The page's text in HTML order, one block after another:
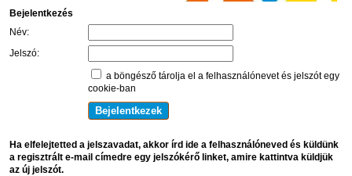
Bejelentkezés
Név:
Jelszó:
a böngésző tárolja el a felhasználónevet és jelszót egy
cookie-ban
Ha elfelejtetted a jelszavadat, akkor írd ide a felhasználóneved és küldünk
a regisztrált e-mail címedre egy jelszókérő linket, amire kattintva küldjük
az új jelszót.